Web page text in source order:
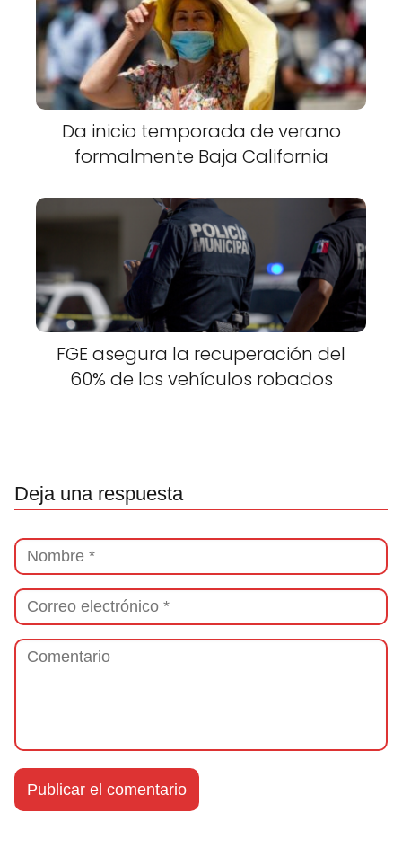
Da inicio temporada de verano
formalmente Baja California
FGE asegura la recuperación del
60% de los vehículos robados
Deja una respuesta